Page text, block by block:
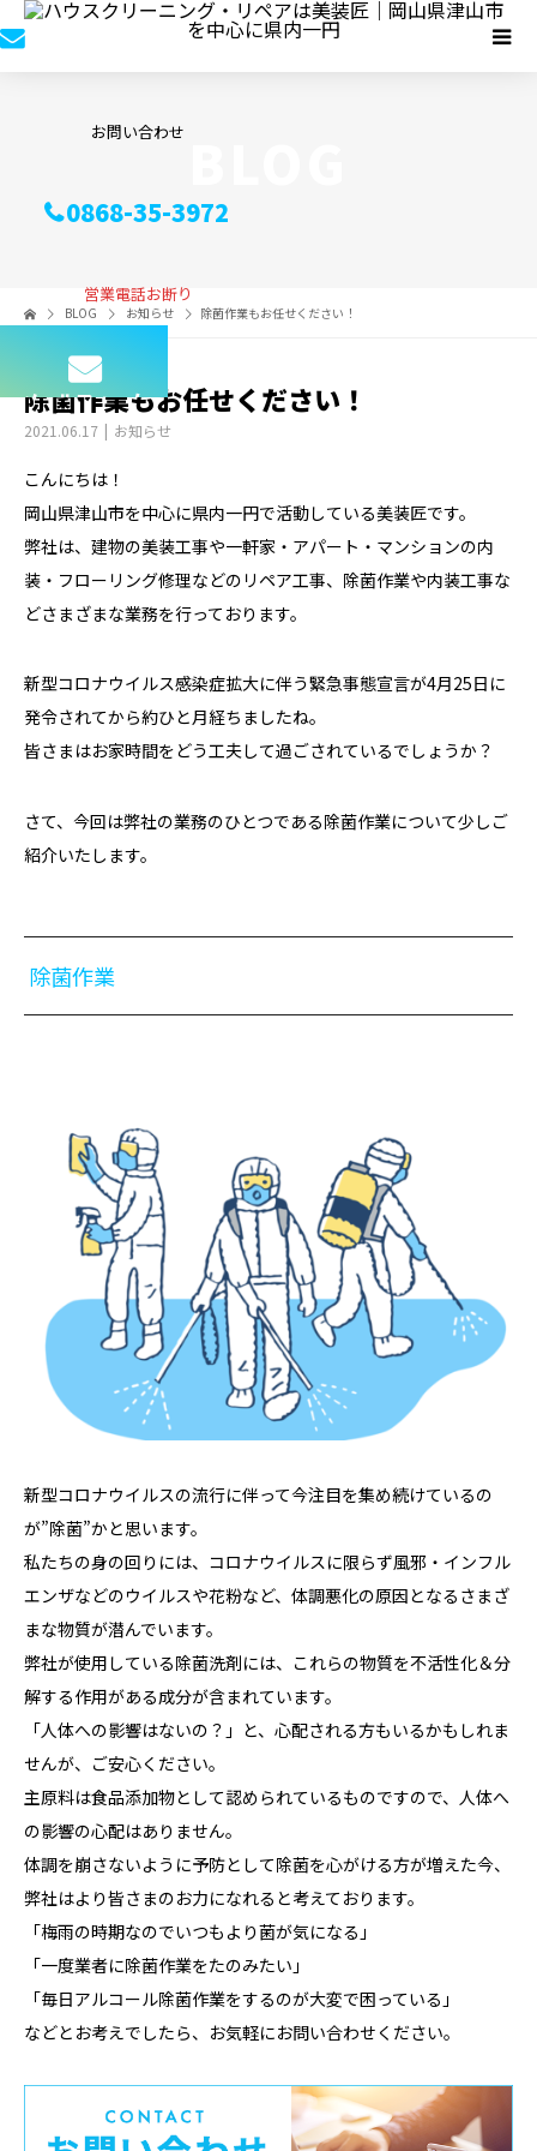
お問い合わせ
0868-35-3972
営業電話お断り
メールフォーム
BLOG お知らせ 除菌作業もお任せください！
除菌作業もお任せください！
2021.06.17 お知らせ
こんにちは！
岡山県津山市を中心に県内一円で活動している美装匠です。
弊社は、建物の美装工事や一軒家・アパート・マンションの内
装・フローリング修理などのリペア工事、除菌作業や内装工事な
どさまざまな業務を行っております。
新型コロナウイルス感染症拡大に伴う緊急事態宣言が4月25日に
発令されてから約ひと月経ちましたね。
皆さまはお家時間をどう工夫して過ごされているでしょうか？
さて、今回は弊社の業務のひとつである除菌作業について少しご
紹介いたします。
除菌作業
新型コロナウイルスの流行に伴って今注目を集め続けているの
が”除菌”かと思います。
私たちの身の回りには、コロナウイルスに限らず風邪・インフル
エンザなどのウイルスや花粉など、体調悪化の原因となるさまざ
まな物質が潜んでいます。
弊社が使用している除菌洗剤には、これらの物質を不活性化＆分
解する作用がある成分が含まれています。
「人体への影響はないの？」と、心配される方もいるかもしれま
せんが、ご安心ください。
主原料は食品添加物として認められているものですので、人体へ
の影響の心配はありません。
体調を崩さないように予防として除菌を心がける方が増えた今、
弊社はより皆さまのお力になれると考えております。
「梅雨の時期なのでいつもより菌が気になる」
「一度業者に除菌作業をたのみたい」
「毎日アルコール除菌作業をするのが大変で困っている」
などとお考えでしたら、お気軽にお問い合わせください。